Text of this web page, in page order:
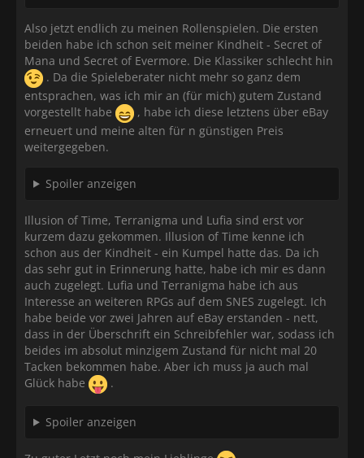
Also jetzt endlich zu meinen Rollenspielen. Die ersten
beiden habe ich schon seit meiner Kindheit - Secret of
Mana und Secret of Evermore. Die Klassiker schlecht hin
. Da die Spieleberater nicht mehr so ganz dem
entsprachen, was ich mir an (für mich) gutem Zustand
vorgestellt habe
, habe ich diese letztens über eBay
erneuert und meine alten für n günstigen Preis
weitergegeben.
Spoiler anzeigen
Illusion of Time, Terranigma und Lufia sind erst vor
kurzem dazu gekommen. Illusion of Time kenne ich
schon aus der Kindheit - ein Kumpel hatte das. Da ich
das sehr gut in Erinnerung hatte, habe ich mir es dann
auch zugelegt. Lufia und Terranigma habe ich aus
Interesse an weiteren RPGs auf dem SNES zugelegt. Ich
habe beide vor zwei Jahren auf eBay erstanden - nett,
dass in der Überschrift ein Schreibfehler war, sodass ich
beides im absolut minzigem Zustand für nicht mal 20
Tacken bekommen habe. Aber ich muss ja auch mal
Glück habe
.
Spoiler anzeigen